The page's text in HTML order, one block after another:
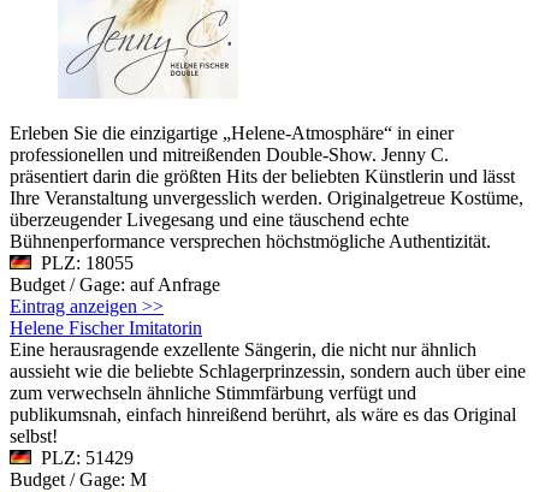
Erleben Sie die einzigartige „Helene-Atmosphäre“ in einer
professionellen und mitreißenden Double-Show. Jenny C.
präsentiert darin die größten Hits der beliebten Künstlerin und lässt
Ihre Veranstaltung unvergesslich werden. Originalgetreue Kostüme,
überzeugender Livegesang und eine täuschend echte
Bühnenperformance versprechen höchstmögliche Authentizität.
PLZ: 18055
Budget / Gage: auf Anfrage
Eintrag anzeigen >>
Helene Fischer Imitatorin
Eine herausragende exzellente Sängerin, die nicht nur ähnlich
aussieht wie die beliebte Schlagerprinzessin, sondern auch über eine
zum verwechseln ähnliche Stimmfärbung verfügt und
publikumsnah, einfach hinreißend berührt, als wäre es das Original
selbst!
PLZ: 51429
Budget / Gage: M